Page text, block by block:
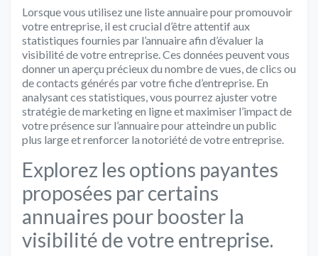
Lorsque vous utilisez une liste annuaire pour promouvoir
votre entreprise, il est crucial d’être attentif aux
statistiques fournies par l’annuaire afin d’évaluer la
visibilité de votre entreprise. Ces données peuvent vous
donner un aperçu précieux du nombre de vues, de clics ou
de contacts générés par votre fiche d’entreprise. En
analysant ces statistiques, vous pourrez ajuster votre
stratégie de marketing en ligne et maximiser l’impact de
votre présence sur l’annuaire pour atteindre un public
plus large et renforcer la notoriété de votre entreprise.
Explorez les options payantes
proposées par certains
annuaires pour booster la
visibilité de votre entreprise.